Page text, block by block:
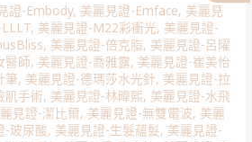
證-Embody, 美麗見證-Emface, 美麗見
, 美麗見證-M22彩衝光, 美麗見證-
, 美麗見證-倍克脂, 美麗見證-呂曜
醫師, 美麗見證-喬雅露, 美麗見證-崔美怡
筆, 美麗見證-德瑪莎水光針, 美麗見證-拉
肌手術, 美麗見證-林暐熙, 美麗見證-水飛
見證-潔比爾, 美麗見證-無雙電波, 美麗
-玻尿酸, 美麗見證-生髮蘊髮, 美麗見證-